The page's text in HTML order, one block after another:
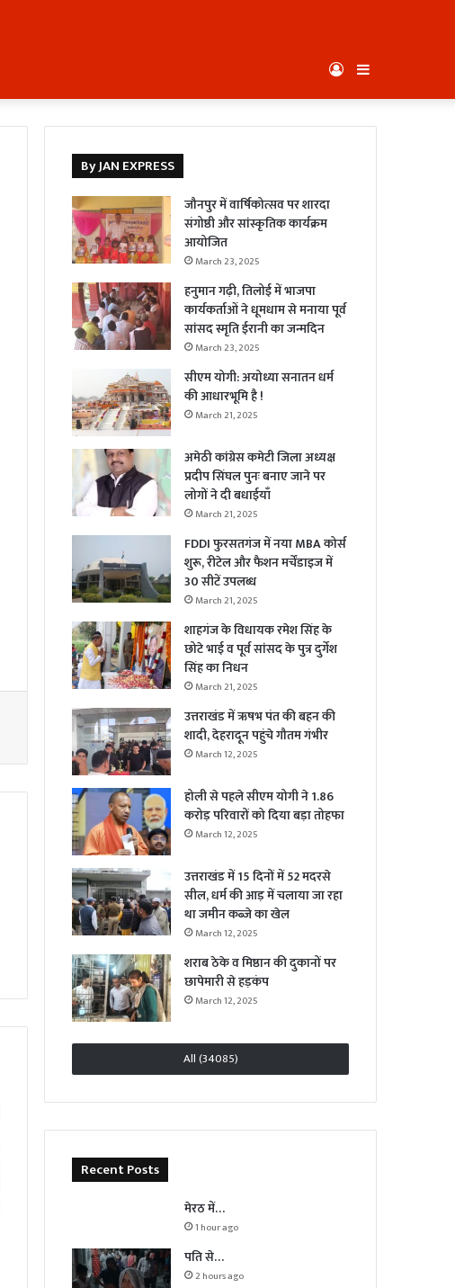
Log
In
By JAN EXPRESS
जौनपुर में वार्षिकोत्सव पर शारदा
संगोष्ठी और सांस्कृतिक कार्यक्रम
आयोजित
March 23, 2025
हनुमान गढ़ी, तिलोई में भाजपा
कार्यकर्ताओं ने धूमधाम से मनाया पूर्व
सांसद स्मृति ईरानी का जन्मदिन
March 23, 2025
सीएम योगी: अयोध्या सनातन धर्म
की आधारभूमि है !
March 21, 2025
अमेठी कांग्रेस कमेटी जिला अध्यक्ष
प्रदीप सिंघल पुनः बनाए जाने पर
लोगों ने दी बधाईयाँ
March 21, 2025
FDDI फुरसतगंज में नया MBA कोर्स
शुरू, रीटेल और फैशन मर्चेंडाइज में
30 सीटें उपलब्ध
March 21, 2025
शाहगंज के विधायक रमेश सिंह के
छोटे भाई व पूर्व सांसद के पुत्र दुर्गेश
सिंह का निधन
March 21, 2025
उत्तराखंड में ऋषभ पंत की बहन की
शादी, देहरादून पहुंचे गौतम गंभीर
March 12, 2025
होली से पहले सीएम योगी ने 1.86
करोड़ परिवारों को दिया बड़ा तोहफा
March 12, 2025
उत्तराखंड में 15 दिनों में 52 मदरसे
सील, धर्म की आड़ में चलाया जा रहा
था जमीन कब्जे का खेल
March 12, 2025
शराब ठेके व मिष्ठान की दुकानों पर
छापेमारी से हड़कंप
March 12, 2025
All (34085)
Recent Posts
मेरठ में…
1 hour ago
पति से…
2 hours ago